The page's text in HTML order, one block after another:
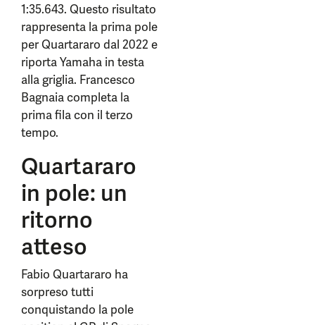
1:35.643. Questo risultato
rappresenta la prima pole
per Quartararo dal 2022 e
riporta Yamaha in testa
alla griglia. Francesco
Bagnaia completa la
prima fila con il terzo
tempo.
Quartararo
in pole: un
ritorno
atteso
Fabio Quartararo ha
sorpreso tutti
conquistando la pole